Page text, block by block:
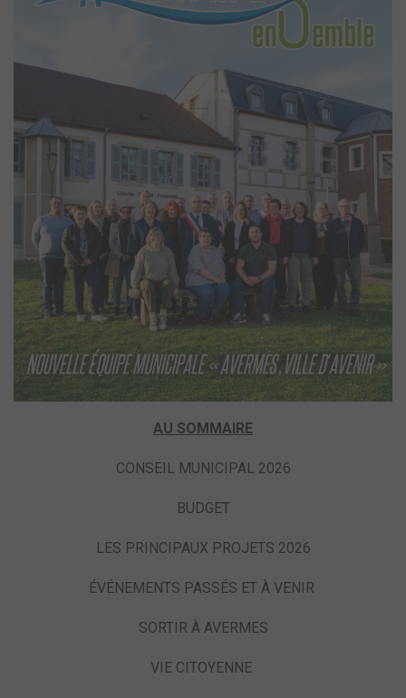
AU SOMMAIRE
CONSEIL MUNICIPAL 2026
BUDGET
LES PRINCIPAUX PROJETS 2026
ÉVÉNEMENTS PASSÉS ET À VENIR
SORTIR À AVERMES
VIE CITOYENNE